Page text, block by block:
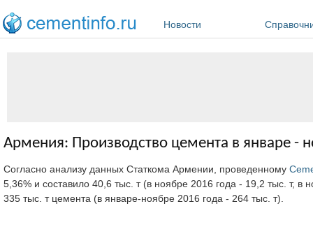
Новости
Армения: Производство цемента в январе -
Согласно анализу данных Статкома Армении, проведенному
5,36% и составило 40,6 тыс. т (в ноябре 2016 года - 19,2 тыс. т,
335 тыс. т цемента (в январе-ноябре 2016 года - 264 тыс. т).